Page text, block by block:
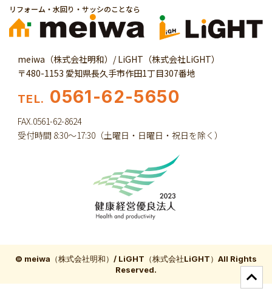
リフォーム・水回り・サッシのことなら
meiwa（株式会社明和）/ LiGHT（株式会社LiGHT）
〒480-1153 愛知県長久手市作田1丁目307番地
TEL. 0561-62-5650
FAX.0561-62-8624
受付時間 8:30～17:30（土曜日・日曜日・祝日を除く）
© meiwa（株式会社明和）/ LiGHT（株式会社LiGHT）All Rights
Reserved.